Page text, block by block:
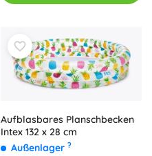
Aufblasbares Planschbecken
Intex 132 x 28 cm
Außenlager ?